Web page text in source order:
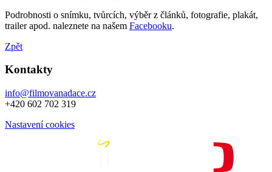
Podrobnosti o snímku, tvůrcích, výběr z článků, fotografie, plakát,
trailer apod. naleznete na našem Facebooku.
Zpět
Kontakty
info@filmovanadace.cz
+420 602 702 319
Nastavení cookies